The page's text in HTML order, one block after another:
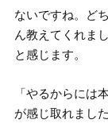
ないですね。ど
ん教えてくれま
と感じます。
「やるからには
が感じ取れました